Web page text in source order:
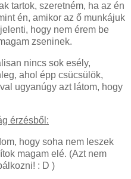
tartok, szeretném, ha az én
én, amikor az ő munkájuk
hogy nem érem be
zseninek.
nincs sok esély,
ahol épp csücsülök,
ugyanúgy azt látom, hogy
érzésből:
hogy soha nem leszek
magam elé. (Azt nem
: D )